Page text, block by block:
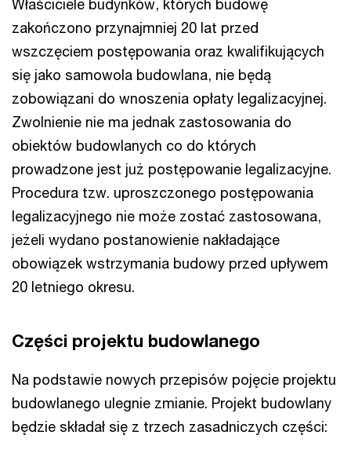
Właściciele budynków, których budowę
zakończono przynajmniej 20 lat przed
wszczęciem postępowania oraz kwalifikujących
się jako samowola budowlana, nie będą
zobowiązani do wnoszenia opłaty legalizacyjnej.
Zwolnienie nie ma jednak zastosowania do
obiektów budowlanych co do których
prowadzone jest już postępowanie legalizacyjne.
Procedura tzw. uproszczonego postępowania
legalizacyjnego nie może zostać zastosowana,
jeżeli wydano postanowienie nakładające
obowiązek wstrzymania budowy przed upływem
20 letniego okresu.
Części projektu budowlanego
Na podstawie nowych przepisów pojęcie projektu
budowlanego ulegnie zmianie. Projekt budowlany
będzie składał się z trzech zasadniczych części: